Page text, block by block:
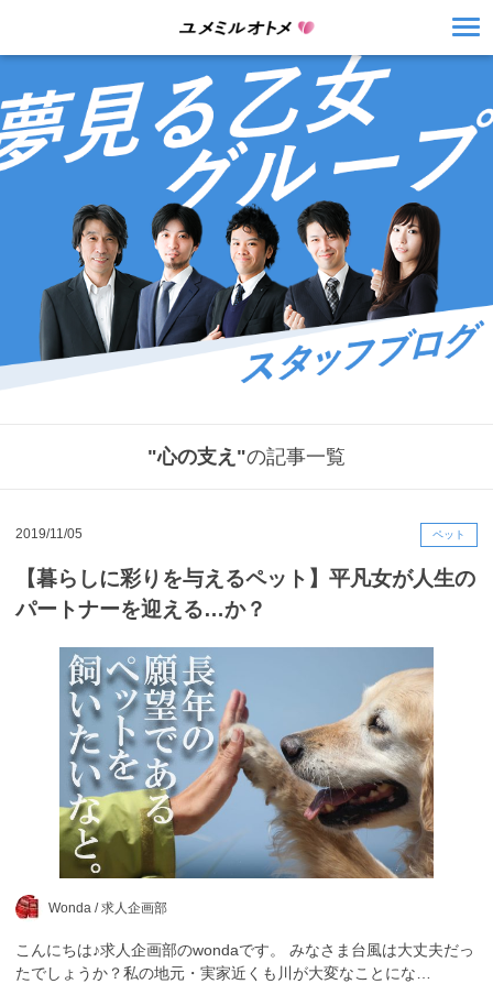
"心の支え"の記事一覧
2019/11/05 ペット
【暮らしに彩りを与えるペット】平凡女が人生の
パートナーを迎える…か？
Wonda /求人企画部
こんにちは♪求人企画部のwondaです。 みなさま台風は大丈夫だっ
たでしょうか？私の地元・実家近くも川が大変なことにな…